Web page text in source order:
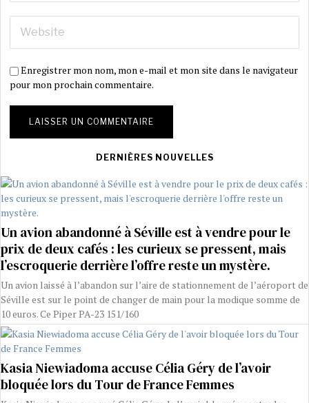
Enregistrer mon nom, mon e-mail et mon site dans le navigateur
pour mon prochain commentaire.
DERNIÈRES NOUVELLES
Un avion abandonné à Séville est à vendre pour le
prix de deux cafés : les curieux se pressent, mais
l’escroquerie derrière l’offre reste un mystère.
Un avion laissé à l’abandon sur l’aire de stationnement de l’aéroport de
Séville est sur le point de changer de main pour la modique somme de
10 euros. Ce Piper PA-23 151/160
Kasia Niewiadoma accuse Célia Géry de l’avoir
bloquée lors du Tour de France Femmes